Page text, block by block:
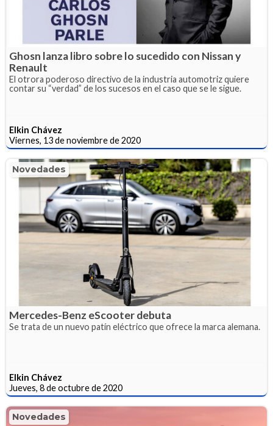
Ghosn lanza libro sobre lo sucedido con Nissan y
Renault
El otrora poderoso directivo de la industria automotriz quiere
contar su “verdad” de los sucesos en el caso que se le sigue.
Elkin Chávez
Viernes, 13 de noviembre de 2020
Novedades
Mercedes-Benz eScooter debuta
Se trata de un nuevo patín eléctrico que ofrece la marca alemana.
Elkin Chávez
Jueves, 8 de octubre de 2020
Novedades